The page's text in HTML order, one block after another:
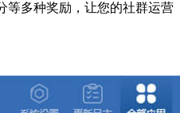
等多种奖励，让您的社群运营